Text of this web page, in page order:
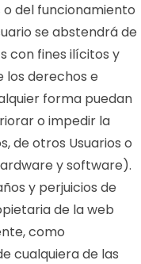
del funcionamiento
se abstendrá de
con fines ilícitos y
los derechos e
forma puedan
o impedir la
de otros Usuarios o
y software).
y perjuicios de
de la web
como
cualquiera de las